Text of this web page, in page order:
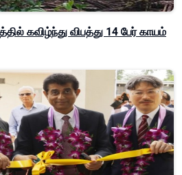
கவிழ்ந்து விபத்து 14 பேர் காயம்